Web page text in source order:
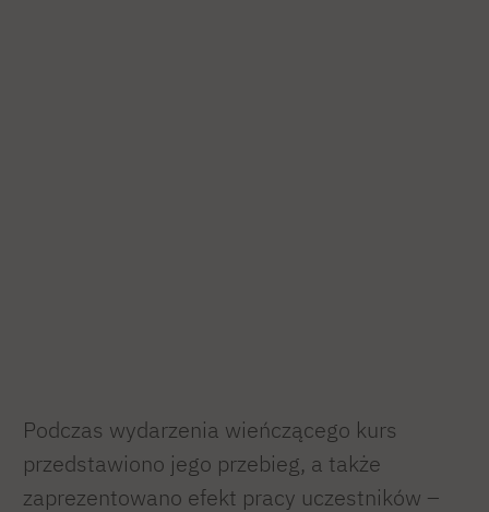
Podczas wydarzenia wieńczącego kurs
przedstawiono jego przebieg, a także
zaprezentowano efekt pracy uczestników –